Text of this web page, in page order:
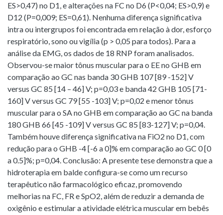
ES>0,47) no D1, e alterações na FC no D6 (P<0,04; ES>0,9) e
D12 (P=0,009; ES=0,61). Nenhuma diferença significativa
intra ou intergrupos foi encontrada em relação à dor, esforço
respiratório, sono ou vigília (p > 0,05 para todos). Para a
análise da EMG, os dados de 18 RNP foram analisados.
Observou-se maior tônus muscular para o EE no GHB em
comparação ao GC nas banda 30 GHB 107 [89 -152] V
versus GC 85 [14 – 46] V; p=0,03 e banda 42 GHB 105 [71-
160] V versus GC 79 [55 -103] V; p=0,02 e menor tônus
muscular para o SA no GHB em comparação ao GC na banda
180 GHB 66 [45 -109] V versus GC 85 [83-127] V; p=0,04.
Também houve diferença significativa na FiO2 no D1, com
redução para o GHB -4 [-6 a 0]% em comparação ao GC 0 [0
a 0.5]%; p=0,04. Conclusão: A presente tese demonstra que a
hidroterapia em balde configura-se como um recurso
terapêutico não farmacológico eficaz, promovendo
melhorias na FC, FR e SpO2, além de reduzir a demanda de
oxigênio e estimular a atividade elétrica muscular em bebês